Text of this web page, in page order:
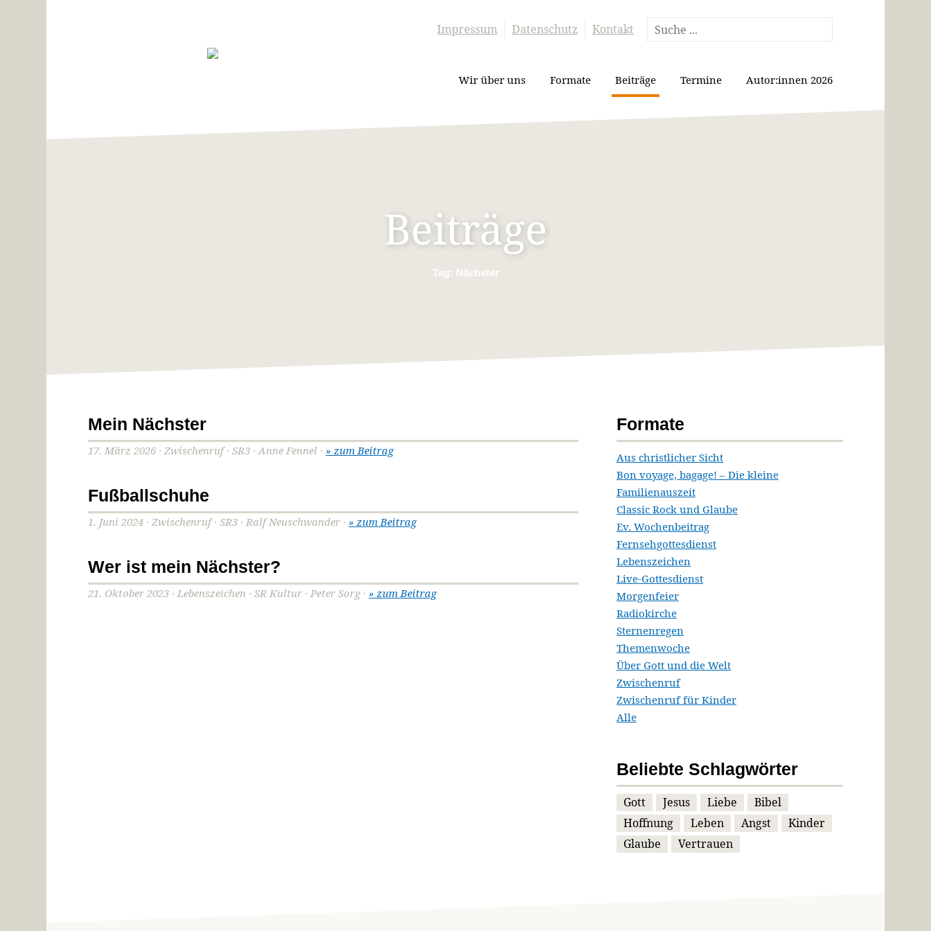
Impressum Datenschutz Kontakt
Wir über uns Formate Beiträge Termine Autor:innen 2026
Beiträge
Tag: Nächster
Mein Nächster
17. März 2026 · Zwischenruf · SR3 · Anne Fennel ·» zum Beitrag
Fußballschuhe
1. Juni 2024 · Zwischenruf · SR3 · Ralf Neuschwander ·» zum Beitrag
Wer ist mein Nächster?
21. Oktober 2023 · Lebenszeichen · SR Kultur · Peter Sorg ·» zum Beitrag
Formate
Aus christlicher Sicht
Bon voyage, bagage! – Die kleine
Familienauszeit
Classic Rock und Glaube
Ev. Wochenbeitrag
Fernsehgottesdienst
Lebenszeichen
Live-Gottesdienst
Morgenfeier
Radiokirche
Sternenregen
Themenwoche
Über Gott und die Welt
Zwischenruf
Zwischenruf für Kinder
Alle
Beliebte Schlagwörter
Gott Jesus Liebe
Bibel
Hoffnung
Leben Angst
Kinder
Glaube
Vertrauen